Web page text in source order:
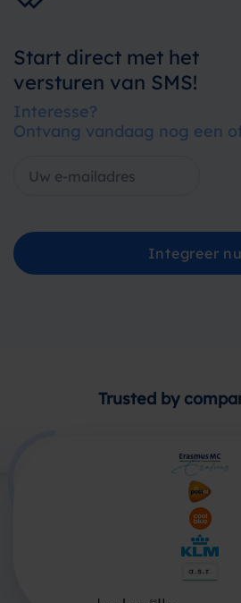
Start direct met het
versturen van SMS!
Interesse?
Ontvang vandaag nog een
Integreer nu
Trusted by